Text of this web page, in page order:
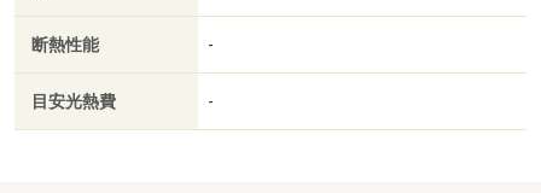
断熱性能 -
目安光熱費 -